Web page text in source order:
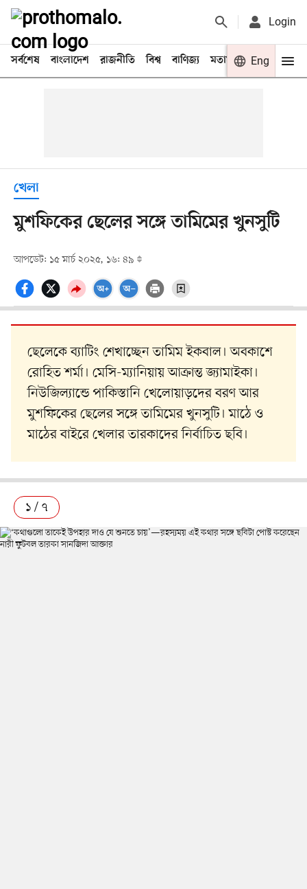
Login
সর্বশেষ বাংলাদেশ রাজনীতি বিশ্ব বাণিজ্য মতামত খেলা
Eng
খেলা
মুশফিকের ছেলের সঙ্গে তামিমের খুনসুটি
আপডেট: ১৫ মার্চ ২০২৫, ১৬: ৪৯
ছেলেকে ব্যাটিং শেখাচ্ছেন তামিম ইকবাল। অবকাশে
রোহিত শর্মা। মেসি-ম্যানিয়ায় আক্রান্ত জ্যামাইকা।
নিউজিল্যান্ডে পাকিস্তানি খেলোয়াড়দের বরণ আর
মুশফিকের ছেলের সঙ্গে তামিমের খুনসুটি। মাঠে ও
মাঠের বাইরে খেলার তারকাদের নির্বাচিত ছবি।
১ / ৭